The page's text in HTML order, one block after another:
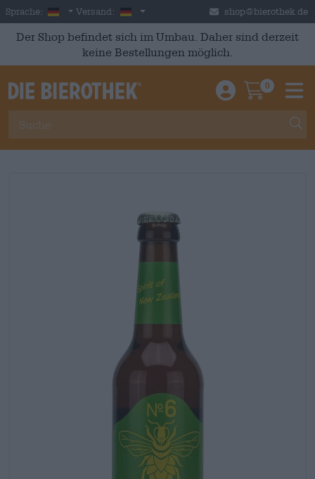
Skip to main content
Sprache: German
Versand: Deutschland shop@bierothek.de
Der Shop befindet sich im Umbau. Daher sind derzeit
keine Bestellungen möglich.
Einloggen /
0